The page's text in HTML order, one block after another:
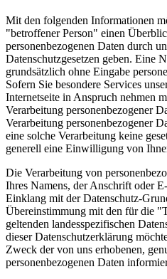
Mit den folgenden Informationen
"betroffener Person" einen
personenbezogenen Daten durch
Datenschutzgesetzen geben. Eine
grundsätzlich ohne Eingabe
Sofern Sie besondere Services
Internetseite in Anspruch nehmen
Verarbeitung personenbezogener
Verarbeitung personenbezogener
eine solche Verarbeitung keine
generell eine Einwilligung von
Die Verarbeitung von
Ihres Namens, der Anschrift oder
Einklang mit der Datenschutz-
Übereinstimmung mit den für die
geltenden landesspezifischen
dieser Datenschutzerklärung
Zweck der von uns erhobenen,
personenbezogenen Daten